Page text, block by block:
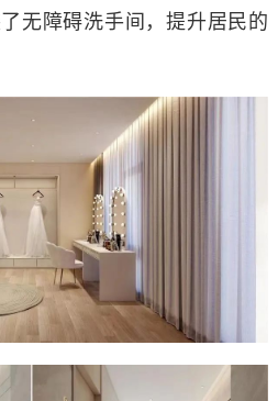
无障碍洗手间，提升居民的